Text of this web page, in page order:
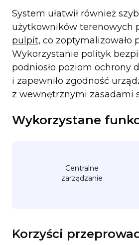
System ułatwił również
użytkowników terenowych
pulpit, co zoptymalizowało
Wykorzystanie polityk
podniosło poziom ochrony
i zapewniło zgodność
z wewnętrznymi zasadami
Wykorzystane
Centralne
zarządzanie
Korzyści